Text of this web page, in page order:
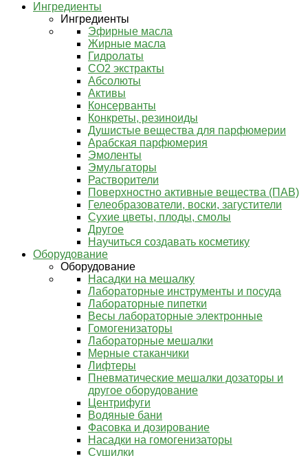
Ингредиенты
Ингредиенты
Эфирные масла
Жирные масла
Гидролаты
СО2 экстракты
Абсолюты
Активы
Консерванты
Конкреты, резиноиды
Душистые вещества для парфюмерии
Арабская парфюмерия
Эмоленты
Эмульгаторы
Растворители
Поверхностно активные вещества (ПАВ)
Гелеобразователи, воски, загустители
Сухие цветы, плоды, смолы
Другое
Научиться создавать косметику
Оборудование
Оборудование
Насадки на мешалку
Лабораторные инструменты и посуда
Лабораторные пипетки
Весы лабораторные электронные
Гомогенизаторы
Лабораторные мешалки
Мерные стаканчики
Лифтеры
Пневматические мешалки дозаторы и
другое оборудование
Центрифуги
Водяные бани
Фасовка и дозирование
Насадки на гомогенизаторы
Сушилки